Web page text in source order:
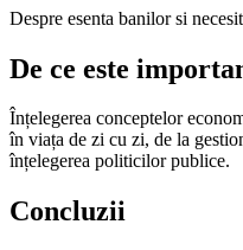
Despre esenta banilor si
De ce este
Înțelegerea conceptelor
în viața de zi cu zi, de la
înțelegerea politicilor publice.
Concluzii